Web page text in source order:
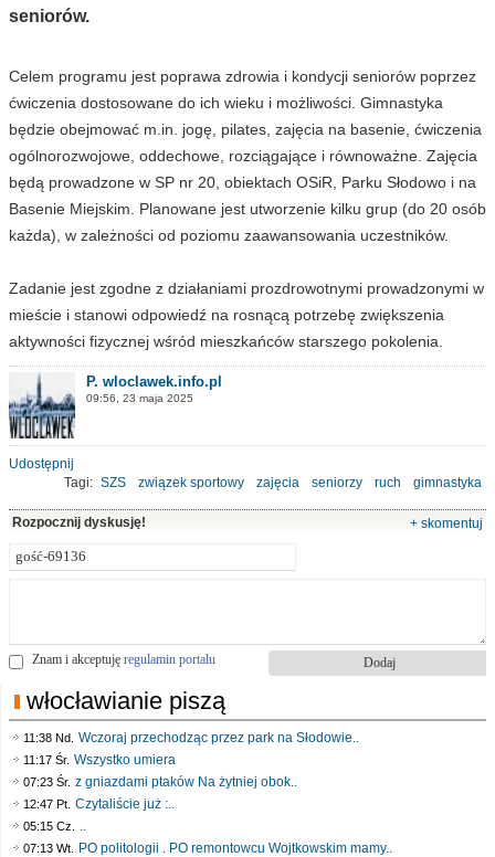
seniorów.
Celem programu jest poprawa zdrowia i kondycji seniorów poprzez
ćwiczenia dostosowane do ich wieku i możliwości. Gimnastyka
będzie obejmować m.in. jogę, pilates, zajęcia na basenie, ćwiczenia
ogólnorozwojowe, oddechowe, rozciągające i równoważne. Zajęcia
będą prowadzone w SP nr 20, obiektach OSiR, Parku Słodowo i na
Basenie Miejskim. Planowane jest utworzenie kilku grup (do 20 osób
każda), w zależności od poziomu zaawansowania uczestników.
Zadanie jest zgodne z działaniami prozdrowotnymi prowadzonymi w
mieście i stanowi odpowiedź na rosnącą potrzebę zwiększenia
aktywności fizycznej wśród mieszkańców starszego pokolenia.
P. wloclawek.info.pl
09:56, 23 maja 2025
Udostępnij
Tagi: SZS związek sportowy zajęcia seniorzy ruch gimnastyka
Rozpocznij dyskusję! + skomentuj
Znam i akceptuję regulamin portalu
włocławianie piszą
11:38 Nd. Wczoraj przechodząc przez park na Słodowie..
11:17 Śr. Wszystko umiera
07:23 Śr. z gniazdami ptaków Na żytniej obok..
12:47 Pt. Czytaliście już :..
05:15 Cz. ..
07:13 Wt. PO politologii . PO remontowcu Wojtkowskim mamy..